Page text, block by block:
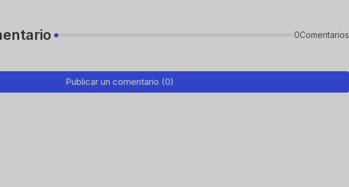
0Comentarios
Publicar un comentario (0)